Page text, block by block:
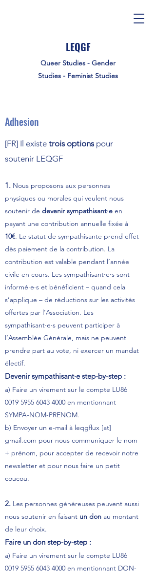
LEQGF
Queer Studies - Gender
Studies - Feminist Studies
Adhesion
[FR] Il existe trois optionspour
soutenir LEQGF
1. Nous proposons aux personnes
physiques ou morales qui veulent nous
soutenir de devenir sympathisant·e en
payant une contribution annuelle fixée à
10€. Le statut de sympathisante prend effet
dès paiement de la contribution. La
contribution est valable pendant l’année
civile en cours. Les sympathisant·e·s sont
informé·e·s et bénéficient – quand cela
s’applique – de réductions sur les activités
offertes par l’Association. Les
sympathisant·e·s peuvent participer à
l’Assemblée Générale, mais ne peuvent
prendre part au vote, ni exercer un mandat
électif.
Devenir sympathisant·e step-by-step :
a) Faire un virement sur le compte LU86
0019 5955 6043 4000 en mentionnant
SYMPA-NOM-PRENOM.
b) Envoyer un e-mail à leqgflux [at]
gmail.com pour nous communiquer le nom
+ prénom, pour accepter de recevoir notre
newsletter et pour nous faire un petit
coucou.
2. Les personnes généreuses peuvent aussi
nous soutenir en faisant un don au montant
de leur choix.
Faire un don step-by-step :
a) Faire un virement sur le compte LU86
0019 5955 6043 4000 en mentionnant DON-